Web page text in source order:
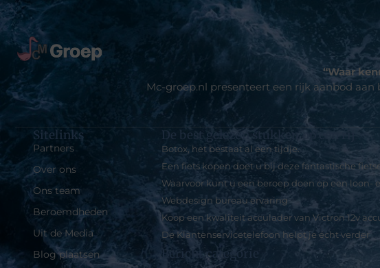
“Waar
Mc-groep.nl presenteert een rijk aanbod
Sitelinks
Partners
Over ons
Ons team
Beroemdheden
Uit de Media
Blog plaatsen
De best gelezen stukken op een rij
Botox, het bestaat al een tijdje.
Een fiets kopen doet u bij deze fantastische
Waarvoor kunt u een beroep doen op een loon-
Webdesign bureau ervaring
Koop een kwaliteit acculader van Victron 12v
De Klantenservicetelefoon helpt je écht verder
Bericht categorie